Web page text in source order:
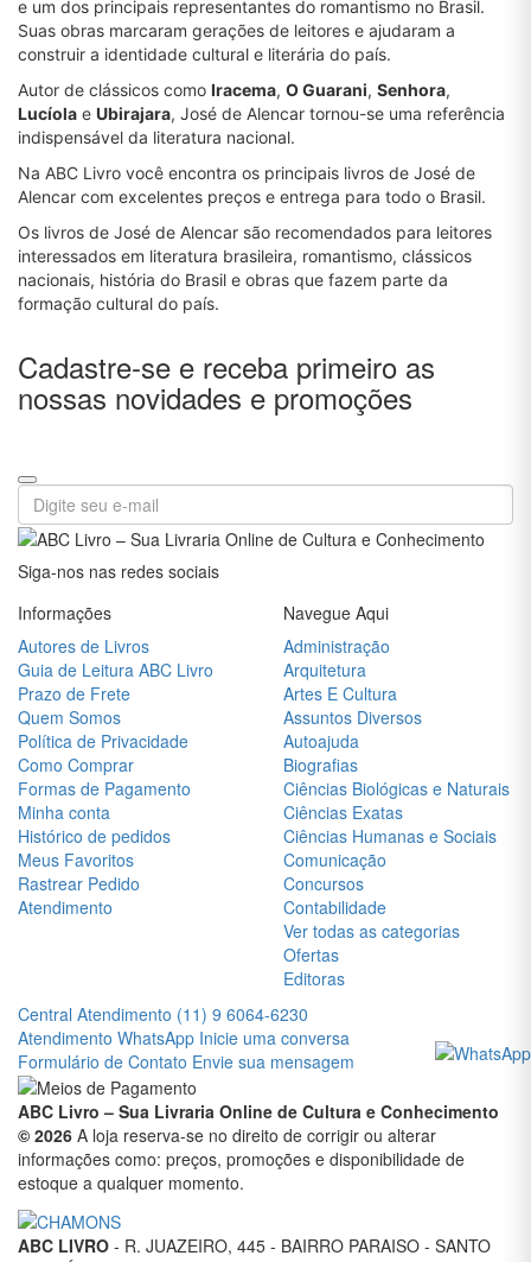
Saramago
Júlio
Verne
Lewis
Carroll
Machado
de Assis
Mary
Shelley
Miguel de
Monteiro
Lobato
Oscar
Wilde
Paulo
Coelho
Rick
Riordan
Robert
Kiyosaki
Stephen
King
Suzanne
Collins
Victor
Hugo
CENTRAL
ATENDIMENTO
(11)
9
6064-
Chat
e um dos principais representantes do romantismo no Brasil.
Suas obras marcaram gerações de leitores e ajudaram a
construir a identidade cultural e literária do país.
Autor de clássicos como Iracema, O Guarani, Senhora,
Lucíola e Ubirajara, José de Alencar tornou-se uma referência
indispensável da literatura nacional.
Na ABC Livro você encontra os principais livros de José de
Alencar com excelentes preços e entrega para todo o Brasil.
Os livros de José de Alencar são recomendados para leitores
interessados em literatura brasileira, romantismo, clássicos
nacionais, história do Brasil e obras que fazem parte da
formação cultural do país.
Cadastre-se e receba primeiro as
nossas novidades e promoções
Siga-nos nas redes sociais
Informações
Autores de Livros
Guia de Leitura ABC Livro
Prazo de Frete
Quem Somos
Política de Privacidade
Como Comprar
Formas de Pagamento
Minha conta
Histórico de pedidos
Meus Favoritos
Rastrear Pedido
Atendimento
Navegue Aqui
Administração
Arquitetura
Artes E Cultura
Assuntos Diversos
Autoajuda
Biografias
Ciências Biológicas e Naturais
Ciências Exatas
Ciências Humanas e Sociais
Comunicação
Concursos
Contabilidade
Ver todas as categorias
Ofertas
Editoras
Central Atendimento (11) 9 6064-6230
Atendimento WhatsApp Inicie uma conversa
Formulário de Contato Envie sua mensagem
ABC Livro – Sua Livraria Online de Cultura e Conhecimento
© 2026 A loja reserva-se no direito de corrigir ou alterar
informações como: preços, promoções e disponibilidade de
estoque a qualquer momento.
ABC LIVRO - R. JUAZEIRO, 445 - BAIRRO PARAISO - SANTO